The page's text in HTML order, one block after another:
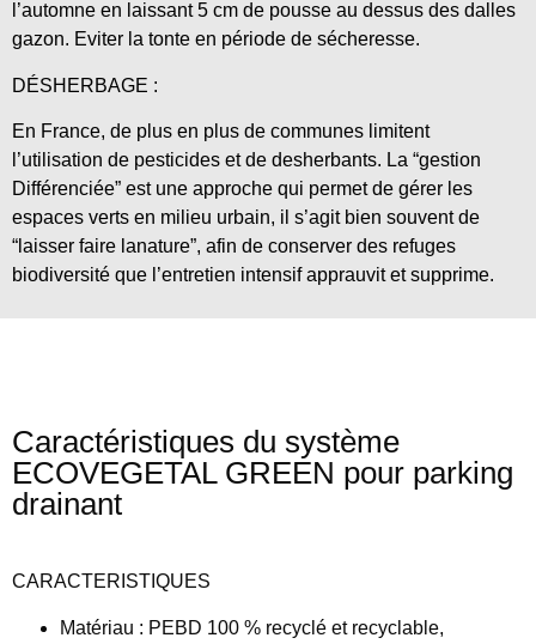
l’automne en laissant 5 cm de pousse au dessus des dalles
gazon. Eviter la tonte en période de sécheresse.
DÉSHERBAGE :
En France, de plus en plus de communes limitent
l’utilisation de pesticides et de desherbants. La “gestion
Différenciée” est une approche qui permet de gérer les
espaces verts en milieu urbain, il s’agit bien souvent de
“laisser faire lanature”, afin de conserver des refuges
biodiversité que l’entretien intensif apprauvit et supprime.
Caractéristiques du système
ECOVEGETAL GREEN pour parking
drainant
CARACTERISTIQUES
Matériau : PEBD 100 % recyclé et recyclable,